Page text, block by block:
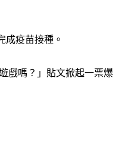
成疫苗接種。
戲嗎？」貼文掀起一票爆